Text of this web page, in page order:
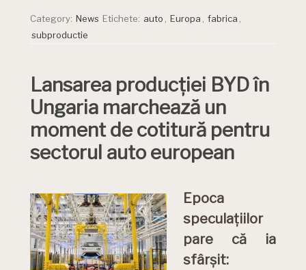
Category: News Etichete: auto Europa fabrica
subproductie
Lansarea producției BYD în
Ungaria marchează un
moment de cotitură pentru
sectorul auto european
Epoca
speculațiilor
pare că ia
sfârșit: